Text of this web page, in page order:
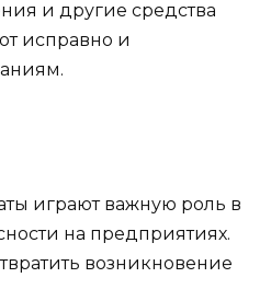
и другие средства
исправно и
играют важную роль в
на предприятиях.
возникновение